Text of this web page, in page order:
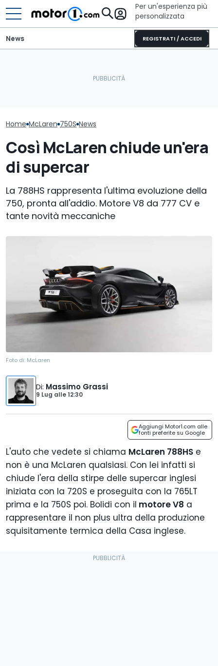
Per un'esperienza più
personalizzata
REGISTRATI / ACCEDI
News
Home McLaren 750S News
Così McLaren chiude un'era
di supercar
La 788HS rappresenta l'ultima evoluzione della
750, pronta all'addio. Motore V8 da 777 CV e
tante novità meccaniche
Foto di: McLaren
Di: Massimo Grassi
9 Lug alle12:30
Aggiungi Motor1.com alle
fonti preferite su Google
L'auto che vedete si chiama McLaren 788HS e
non è una McLaren qualsiasi. Con lei infatti si
chiude l'era della stirpe delle supercar inglesi
iniziata con la 720S e proseguita con la 765LT
prima e la 750S poi. Bolidi con il motore V8 a
rappresentare il non plus ultra della produzione
squisitamente termica della Casa inglese.